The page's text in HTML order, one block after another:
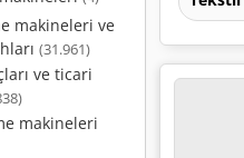
makineleri ve
(31.961)
ve ticari
makineleri